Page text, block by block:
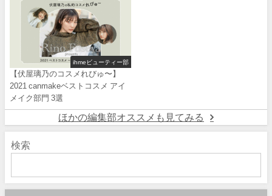
ihmeビューティー部
【伏屋璃乃のコスメれびゅ〜】
2021 canmakeベストコスメ アイ
メイク部門 3選
ほかの編集部オススメも見てみる
検索